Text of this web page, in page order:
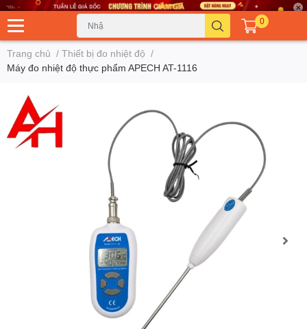
0
Trang chủ / Thiết bị đo nhiệt độ /
Máy đo nhiệt độ thực phẩm APECH AT-1116